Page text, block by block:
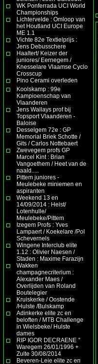
WK Ponferrada UCI World
Championships
Lichtervelde : Omloop van
het Houtland UCI Europe
ME 1.1
Vichte 82e Textielprijs :
Jens Debusschere
Haaltert/ Keizer der
juniores/ Eernegem /
Knesselare Vlaamse Cyclo
Crosscup
Pino Cerami overleden
Koolskamp : 99e
Kampioenschap van
Vlaanderen
Jens Wallays prof bij
Topsport Vlaanderen -
Baloise
Desselgem 72e : GP
Memorial Briek Schotte /
Gits / Carlos Nottebaert
Zwevegem profs GP
Marcel Kint : Brian
Vangoethem / Heet van de
naald.....
Pittem juniores -
Meulebeke miniemen en
aspiranten
Weekend 13 en
14/09/2014 : Heist/
Lotenhulle/
Meulebeke/Pittem
Izegem Profs : Yves
Lampaert / Koekelare /Pol
Schevernels
Wingene Interclub elite
1.12 : Olivier Naesen /
Staden : Maxime Farazijn
Wakken
champagnecriterium :
Alexander Maes /
Overlijden van Roland
Boutelegier
Kruiskerke / Oostende
/Hulste /Bulskamp
Adinkerke elite zc en
beloften / MTB Challenge
in Wielsbeke/ Hulste
dames
RIP IGOR DECRAENE °
Waregem 26/01/1996 +
Zulte 30/08/2014
Beveren-Leie elite zc en